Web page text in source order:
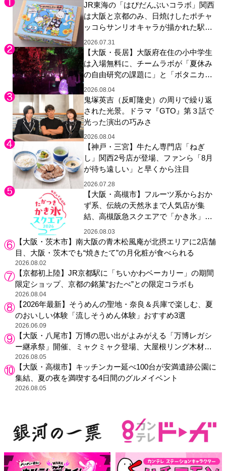
JR東海の「はぴだんぶいコラボ」関西
は大阪と京都のみ、日焼けしたポチャ
ッコらサンリオキャラが描かれた駅弁
やグッズが登場
2026.07.31
【大阪・長居】大阪府在住の小中学生
は入場無料に、チームラボが「夏休み
の自由研究の課題に」と「ボタニカル
ガーデン 大阪」へ招待
2026.08.04
鬼塚英吉（反町隆史）の周りで繰り返
された光景。ドラマ『GTO』第３話で
光った演出の巧みさ
2026.08.04
【神戸・三宮】牛たん専門店「ねぎ
し」関西2号店が登場、ファンら「8月
が待ち遠しい」と早くから注目
2026.07.28
【大阪・高槻市】フルーツ系からおか
ず系、伝統の天然氷まで人気店が集
結、高槻阪急スクエアで「かき氷」祭
り
2026.08.03
【大阪・茨木市】南大阪の青木松風庵が北摂エリアに2店舗
目、大阪・茨木でも“焼きたて”の月化粧が食べられる
2026.08.02
【京都初上陸】JR京都駅に「ちいかわベーカリー」の期間
限定ショップ、京都の銘菓“おたべ”との限定コラボも
2026.08.04
【2026年最新】そうめんの聖地・奈良＆兵庫で楽しむ、夏
のおいしい体験「流しそうめん体験」おすすめ3選
2026.06.09
【大阪・八尾市】万博の思い出がよみがえる「万博レガシ
ー継承祭」開催、ミャクミャク登場、大屋根リング木材展
示も
2026.08.05
【大阪・高槻市】キッチンカー延べ100台が安満遺跡公園に
集結、夏の夜を満喫する4日間のグルメイベント
2026.08.05